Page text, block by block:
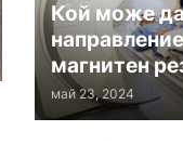
Кой може
магнитен
май 23, 2024